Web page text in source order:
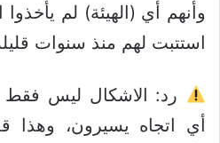
وأنهم أي (الهيئة) لم يأخذوا
استتبت لهم منذ سنوات قليلة… 3 أو أربع
رد: الاشكال ليس فقط
أي اتجاه يسيرون، وهذا